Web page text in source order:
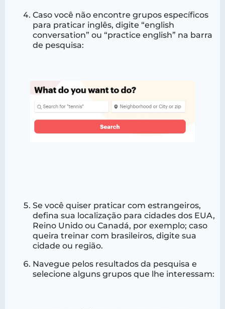
Caso você não encontre grupos específicos
para praticar inglês, digite “english
conversation” ou “practice english” na barra
de pesquisa:
Se você quiser praticar com estrangeiros,
defina sua localização para cidades dos EUA,
Reino Unido ou Canadá, por exemplo; caso
queira treinar com brasileiros, digite sua
cidade ou região.
Navegue pelos resultados da pesquisa e
selecione alguns grupos que lhe interessam: